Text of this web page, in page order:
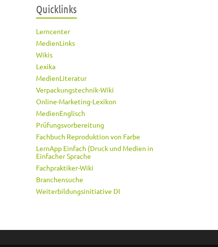
Quicklinks
Lerncenter
MedienLinks
Wikis
Lexika
MedienLiteratur
Verpackungstechnik-Wiki
Online-Marketing-Lexikon
MedienEnglisch
Prüfungsvorbereitung
Fachbuch Reproduktion von Farbe
LernApp Einfach (Druck und Medien in
Einfacher Sprache
Fachpraktiker-Wiki
Branchensuche
Weiterbildungsinitiative DI